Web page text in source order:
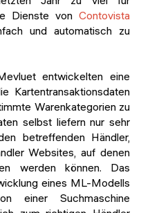
Dienste von Contovista
und automatisch zu
entwickelten eine
Kartentransaktionsdaten
Warenkategorien zu
selbst liefern nur sehr
betreffenden Händler,
Websites, auf denen
werden können. Das
eines ML-Modells
einer Suchmaschine